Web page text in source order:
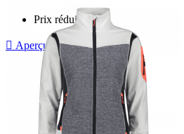
Prix réduit
 Aperçu rapide